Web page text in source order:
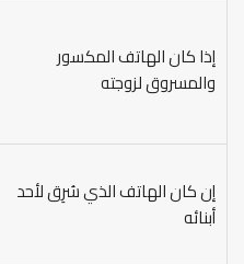
إذا كان الهاتف المكسور
والمسروق لزوجته
إن كان الهاتف الذي سُرِق لأحد
أبنائه